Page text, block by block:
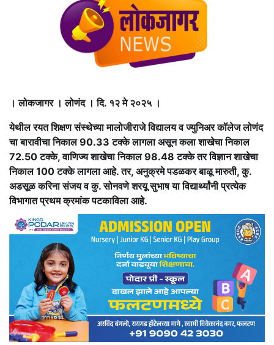
। लोकजागर । लोणंद । दि. १२ मे २०२५ ।
येथील रयत शिक्षण संस्थेच्या मालोजीराजे विद्यालय व ज्युनिअर कॉलेज लोणंद
चा बारावीचा निकाल 90.33 टक्के लागला असून कला शाखेचा निकाल
72.50 टक्के, वाणिज्य शाखेचा निकाल 98.48 टक्के तर विज्ञान शाखेचा
निकाल 100 टक्के लागला आहे. तर, अनुक्रमे पडळकर बाळू मारुती, कु.
अडसूळ करिना संजय व कु. सोनवणे शरयू सुभाष या विद्यार्थ्यांनी प्रत्येक
विभागात प्रथम क्रमांक पटकाविला आहे.